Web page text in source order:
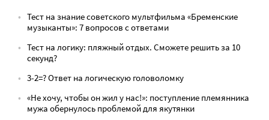
Тест на знание советского мультфильма «Бременские
музыканты»: 7 вопросов с ответами
Тест на логику: пляжный отдых. Сможете решить за 10
секунд?
3-2=? Ответ на логическую головоломку
«Не хочу, чтобы он жил у нас!»: поступление племянника
мужа обернулось проблемой для якутянки